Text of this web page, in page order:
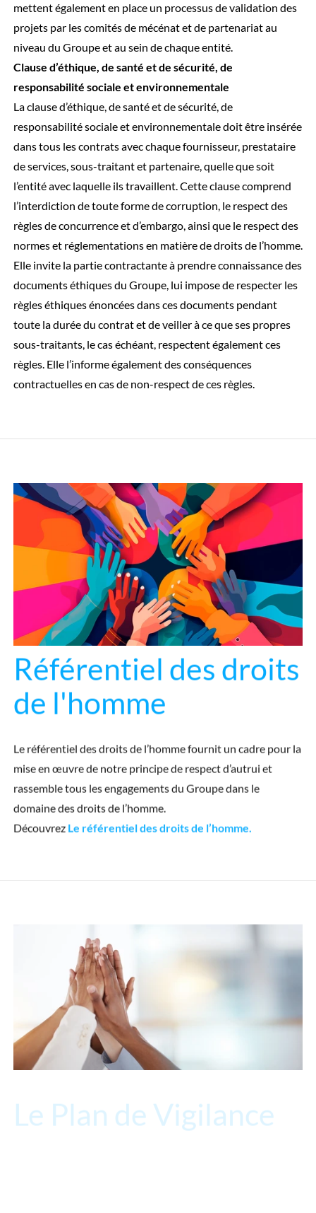
mettent également en place un processus de validation des
projets par les comités de mécénat et de partenariat au
niveau du Groupe et au sein de chaque entité.
Clause d’éthique, de santé et de sécurité, de
responsabilité sociale et environnementale
La clause d’éthique, de santé et de sécurité, de
responsabilité sociale et environnementale doit être insérée
dans tous les contrats avec chaque fournisseur, prestataire
de services, sous-traitant et partenaire, quelle que soit
l’entité avec laquelle ils travaillent. Cette clause comprend
l’interdiction de toute forme de corruption, le respect des
règles de concurrence et d’embargo, ainsi que le respect des
normes et réglementations en matière de droits de l’homme.
Elle invite la partie contractante à prendre connaissance des
documents éthiques du Groupe, lui impose de respecter les
règles éthiques énoncées dans ces documents pendant
toute la durée du contrat et de veiller à ce que ses propres
sous-traitants, le cas échéant, respectent également ces
règles. Elle l’informe également des conséquences
contractuelles en cas de non-respect de ces règles.
Référentiel des droits
de l'homme
Le référentiel des droits de l’homme fournit un cadre pour la
mise en œuvre de notre principe de respect d’autrui et
rassemble tous les engagements du Groupe dans le
domaine des droits de l’homme.
Découvrez Le référentiel des droits de l’homme.